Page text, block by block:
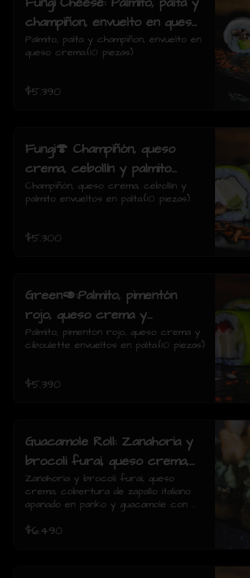
champiñon, envuelto en queso
crema.
Palmito, palta y champiñon, envuelto en
queso crema.(10 piezas)
$5.390
Fungi🍄 Champiñón, queso
crema, cebollín y palmito
envueltos en palta.
Champiñón, queso crema, cebollín y
palmito envueltos en palta.(10 piezas)
$5.300
Green🥑:Palmito, pimentón
rojo, queso crema y
ciboulette envueltos en palta.
Palmito, pimentón rojo, queso crema y
ciboulette envueltos en palta.(10 piezas)
$5.390
Guacamole Roll: Zanahoria y
brocoli furai, queso crema,
cobertura de zapallo italiano
apanado en panko y
(8 piezas)
Zanahoria y brocoli furai, queso
crema, cobertura de zapallo italiano
apanado en panko y guacamole con
$6.490